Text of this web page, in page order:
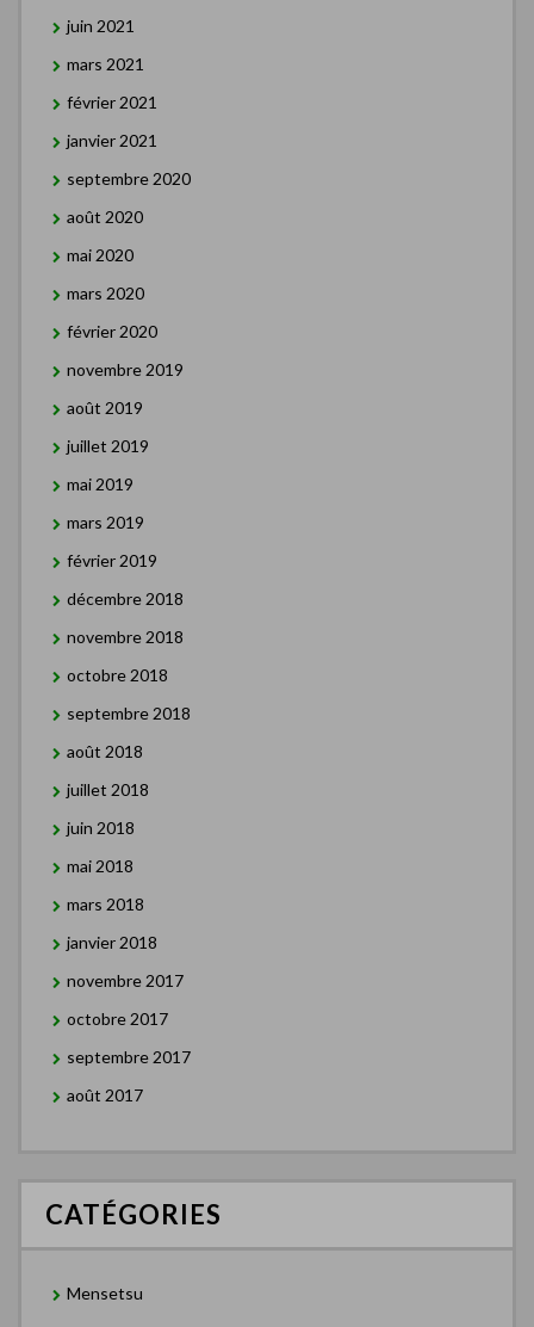
juin 2021
mars 2021
février 2021
janvier 2021
septembre 2020
août 2020
mai 2020
mars 2020
février 2020
novembre 2019
août 2019
juillet 2019
mai 2019
mars 2019
février 2019
décembre 2018
novembre 2018
octobre 2018
septembre 2018
août 2018
juillet 2018
juin 2018
mai 2018
mars 2018
janvier 2018
novembre 2017
octobre 2017
septembre 2017
août 2017
CATÉGORIES
Mensetsu